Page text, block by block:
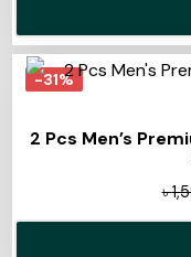
-31%
2 Pcs Men’s
৳